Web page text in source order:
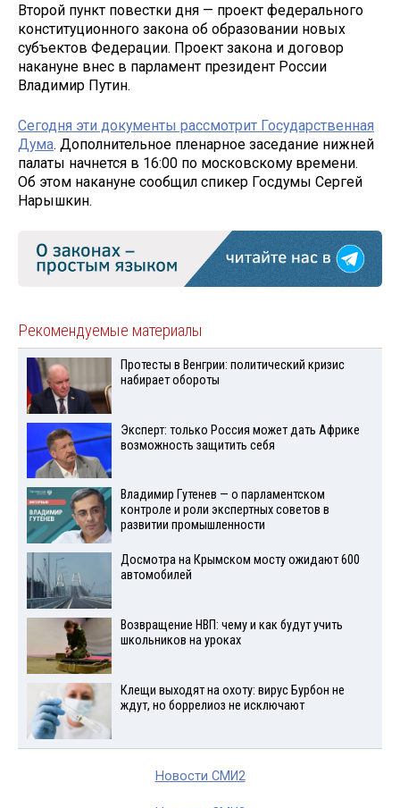
Второй пункт повестки дня — проект федерального
конституционного закона об образовании новых
субъектов Федерации. Проект закона и договор
накануне внес в парламент президент России
Владимир Путин.
Сегодня эти документы рассмотрит Государственная
Дума. Дополнительное пленарное заседание нижней
палаты начнется в 16:00 по московскому времени.
Об этом накануне сообщил спикер Госдумы Сергей
Нарышкин.
Рекомендуемые материалы
Протесты в Венгрии: политический кризис
набирает обороты
Эксперт: только Россия может дать Африке
возможность защитить себя
Владимир Гутенев — о парламентском
контроле и роли экспертных советов в
развитии промышленности
Досмотра на Крымском мосту ожидают 600
автомобилей
Возвращение НВП: чему и как будут учить
школьников на уроках
Клещи выходят на охоту: вирус Бурбон не
ждут, но боррелиоз не исключают
Новости СМИ2